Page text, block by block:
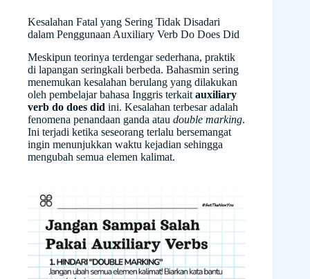
Kesalahan Fatal yang Sering Tidak Disadari
dalam Penggunaan Auxiliary Verb Do Does Did
Meskipun teorinya terdengar sederhana, praktik
di lapangan seringkali berbeda. Bahasmin sering
menemukan kesalahan berulang yang dilakukan
oleh pembelajar bahasa Inggris terkait auxiliary
verb do does did ini. Kesalahan terbesar adalah
fenomena penandaan ganda atau double marking.
Ini terjadi ketika seseorang terlalu bersemangat
ingin menunjukkan waktu kejadian sehingga
mengubah semua elemen kalimat.